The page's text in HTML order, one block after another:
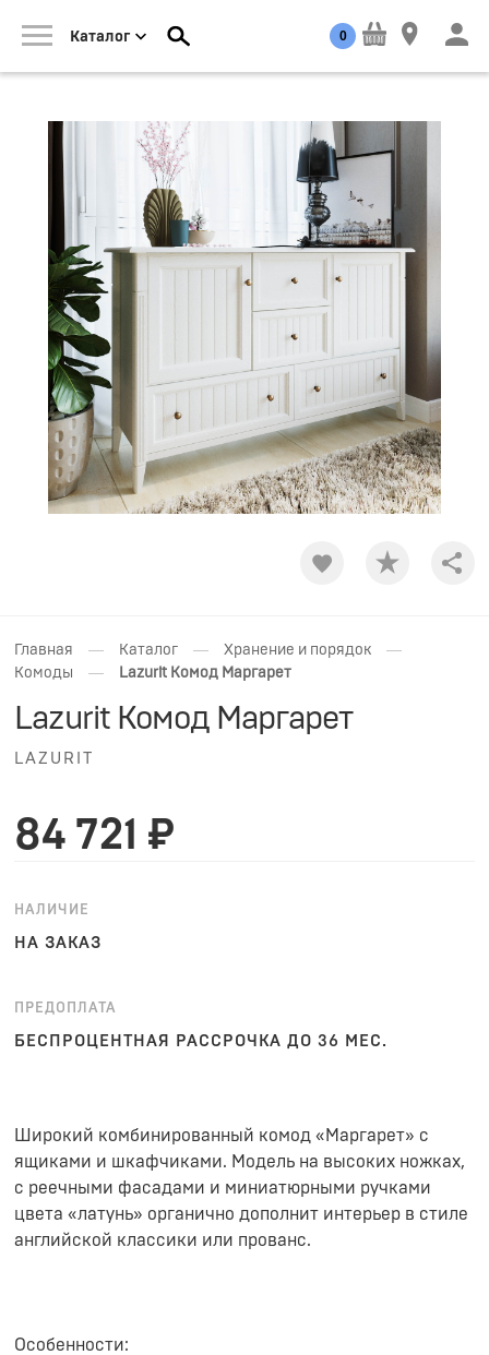
Каталог 0
Главная — Каталог — Хранение и порядок —
Комоды — Lazurit Комод Маргарет
Lazurit Комод Маргарет
LAZURIT
84 721 ₽
НАЛИЧИЕ
НА ЗАКАЗ
ПРЕДОПЛАТА
БЕСПРОЦЕНТНАЯ РАССРОЧКА ДО 36 МЕС.
Широкий комбинированный комод «Маргарет» с
ящиками и шкафчиками. Модель на высоких ножках,
с реечными фасадами и миниатюрными ручками
цвета «латунь» органично дополнит интерьер в стиле
английской классики или прованс.
Особенности: